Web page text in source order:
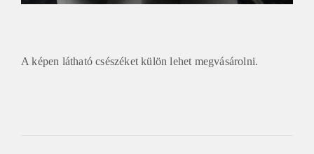
A képen látható csészéket külön lehet megvásárolni.